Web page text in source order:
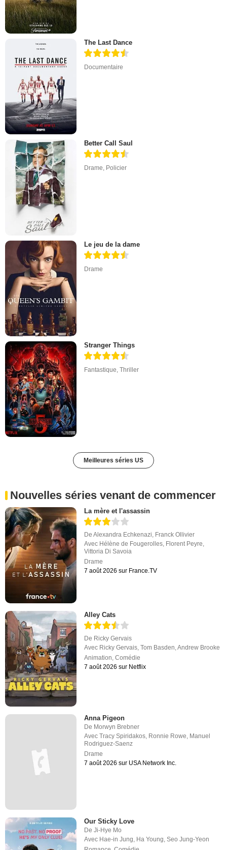
The Last Dance
Documentaire
Better Call Saul
Drame, Policier
Le jeu de la dame
Drame
Stranger Things
Fantastique,Thriller
Meilleures séries US
Nouvelles séries venant de commencer
La mère et l'assassin
DeAlexandra Echkenazi, Franck Ollivier
Avec Hélène de Fougerolles, Florent Peyre,
Vittoria Di Savoia
Drame
7 août 2026 sur France.TV
Alley Cats
De Ricky Gervais
Avec Ricky Gervais ,Tom Basden ,Andrew Brooke
Animation ,Comédie
7 août 2026 sur Netflix
Anna Pigeon
De Morwyn Brebner
AvecTracy Spiridakos, Ronnie Rowe, Manuel
Rodriguez-Saenz
Drame
7 août 2026 sur USA Network Inc.
Our Sticky Love
DeJi-Hye Mo
Avec Hae-in Jung, Ha Young,Seo Jung-Yeon